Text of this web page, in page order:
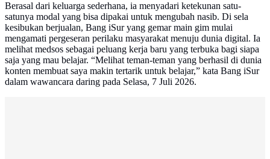
Berasal dari keluarga sederhana, ia menyadari ketekunan satu-
satunya modal yang bisa dipakai untuk mengubah nasib. Di sela
kesibukan berjualan, Bang iSur yang gemar main gim mulai
mengamati pergeseran perilaku masyarakat menuju dunia digital. Ia
melihat medsos sebagai peluang kerja baru yang terbuka bagi siapa
saja yang mau belajar. “Melihat teman-teman yang berhasil di dunia
konten membuat saya makin tertarik untuk belajar,” kata Bang iSur
dalam wawancara daring pada Selasa, 7 Juli 2026.